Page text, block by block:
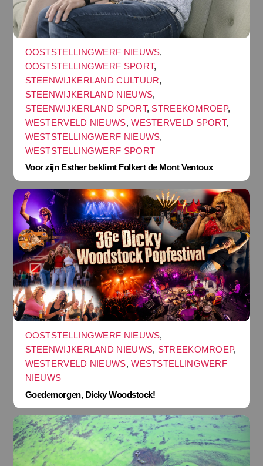
OOSTSTELLINGWERF NIEUWS,
OOSTSTELLINGWERF SPORT,
STEENWIJKERLAND CULTUUR,
STEENWIJKERLAND NIEUWS,
STEENWIJKERLAND SPORT, STREEKOMROEP,
WESTERVELD NIEUWS,WESTERVELD SPORT,
WESTSTELLINGWERF NIEUWS,
WESTSTELLINGWERF SPORT
Voor zijn Esther beklimt Folkert de Mont Ventoux
OOSTSTELLINGWERF NIEUWS,
STEENWIJKERLAND NIEUWS, STREEKOMROEP,
WESTERVELD NIEUWS,WESTSTELLINGWERF
NIEUWS
Goedemorgen, Dicky Woodstock!